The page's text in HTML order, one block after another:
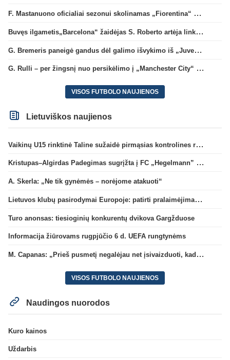
F. Mastanuono oficialiai sezonui skolinamas „Fiorentina“ ekipai
Buvęs ilgametis„Barcelona“ žaidėjas S. Roberto artėja link persikėlimo į MLS
G. Bremeris paneigė gandus dėl galimo išvykimo iš „Juventus“ klubo
G. Rulli – per žingsnį nuo persikėlimo į „Manchester City“ klubą
VISOS FUTBOLO NAUJIENOS
Lietuviškos naujienos
Vaikinų U15 rinktinė Taline sužaidė pirmąsias kontrolines rungtynes
Kristupas–Algirdas Padegimas sugrįžta į FC „Hegelmann” B sudėtį
A. Skerla: „Ne tik gynėmės – norėjome atakuoti“
Lietuvos klubų pasirodymai Europoje: patirti pralaimėjimai Kroatijos atstovams
Turo anonsas: tiesioginių konkurentų dvikova Gargžduose
Informacija žiūrovams rugpjūčio 6 d. UEFA rungtynėms
M. Capanas: „Prieš pusmetį negalėjau net įsivaizduoti, kad žaisime prieš „Hajduk“
VISOS FUTBOLO NAUJIENOS
Naudingos nuorodos
Kuro kainos
Uždarbis